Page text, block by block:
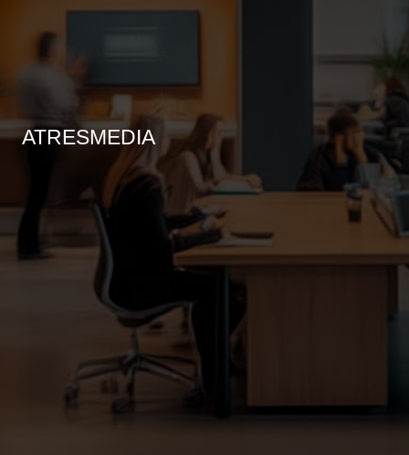
ATRESMEDIA